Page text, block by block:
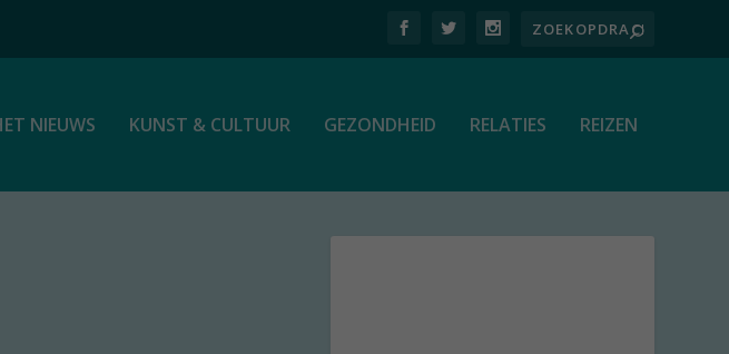
NIEUWS KUNST & CULTUUR GEZONDHEID RELATIES REIZEN